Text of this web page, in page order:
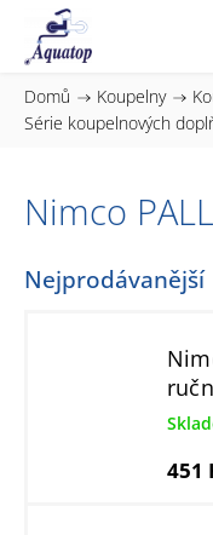
Domů / Koupelny /
Série koupelnových
Nimco
Nejprodávanější
451